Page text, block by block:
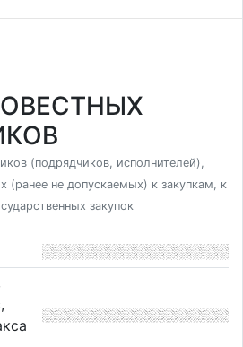
(подрядчиков, исполнителей),
(ранее не допускаемых) к закупкам, к
закупок